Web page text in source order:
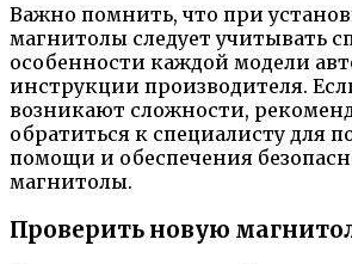
Важно помнить, что при
магнитолы следует учитывать
особенности каждой модели
инструкции производителя.
возникают сложности,
обратиться к специалисту для
помощи и обеспечения
магнитолы.
Проверить новую